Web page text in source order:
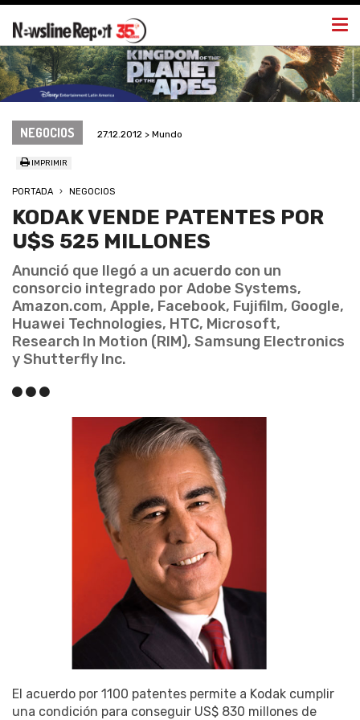
NEGOCIOS 27.12.2012 > Mundo
IMPRIMIR
PORTADA NEGOCIOS
KODAK VENDE PATENTES POR
U$S 525 MILLONES
Anunció que llegó a un acuerdo con un
consorcio integrado por Adobe Systems,
Amazon.com, Apple, Facebook, Fujifilm, Google,
Huawei Technologies, HTC, Microsoft,
Research In Motion (RIM), Samsung Electronics
y Shutterfly Inc.
El acuerdo por 1100 patentes permite a Kodak cumplir
una condición para conseguir US$ 830 millones de